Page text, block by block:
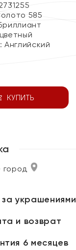
585
Английский
КУПИТЬ
город
украшениями
и возврат
6 месяцев